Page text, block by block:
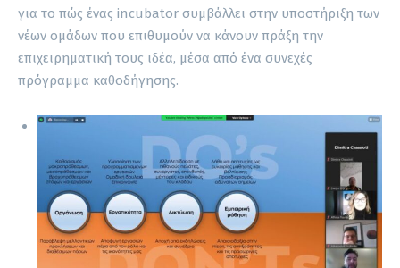
για το πώς ένας incubator συμβάλλει στην υποστήριξη των
νέων ομάδων που επιθυμούν να κάνουν πράξη την
επιχειρηματική τους ιδέα, μέσα από ένα συνεχές
πρόγραμμα καθοδήγησης.